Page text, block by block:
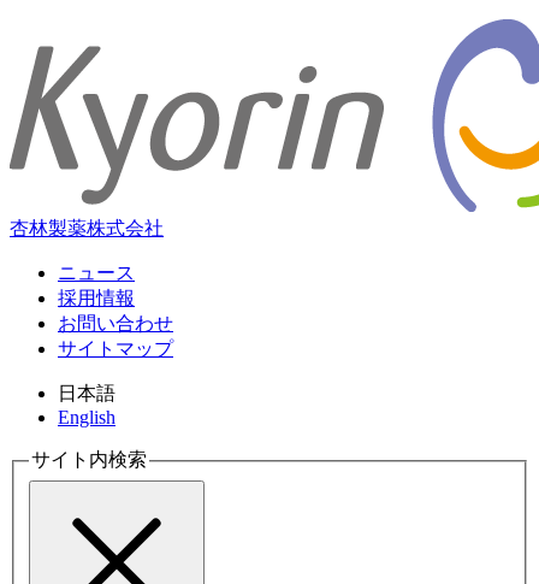
杏林製薬株式会社
ニュース
採用情報
お問い合わせ
サイトマップ
日本語
English
サイト内検索